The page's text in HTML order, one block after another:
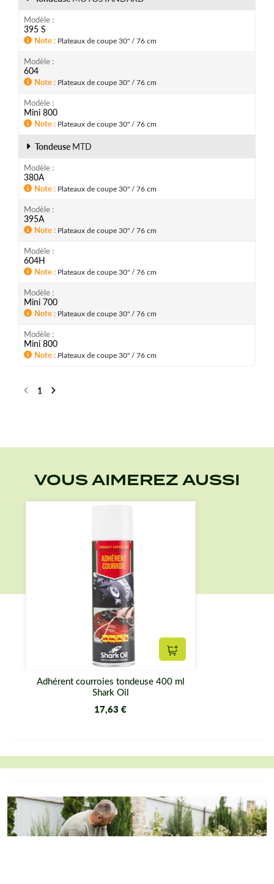
Modèle
395 S
Note Plateaux de coupe 30" / 76 cm
Modèle
604
Note Plateaux de coupe 30" / 76 cm
Modèle
Mini 800
Note Plateaux de coupe 30" / 76 cm
Tondeuse MTD
Modèle
380A
Note Plateaux de coupe 30" / 76 cm
Modèle
395A
Note Plateaux de coupe 30" / 76 cm
Modèle
604H
Note Plateaux de coupe 30" / 76 cm
Modèle
Mini 700
Note Plateaux de coupe 30" / 76 cm
Modèle
Mini 800
Note Plateaux de coupe 30" / 76 cm
Précédent
1 Suivant
VOUS AIMEREZ AUSSI
Ajouter au panier
Adhérent courroies tondeuse 400 ml
Shark Oil
17,63 €